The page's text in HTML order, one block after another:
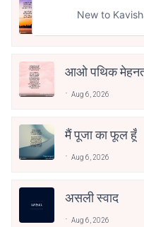
क्या देव छोड़
आओ पथिक
Aug 6, 2026
मैं पूजा का फूल हूँ
Aug 6, 2026
असली स्वाद
Aug 6, 2026
New to